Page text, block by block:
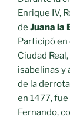
Enrique IV,
de Juana la
Participó en
Ciudad
isabelinas y
de la
en 1477,
Fernando,